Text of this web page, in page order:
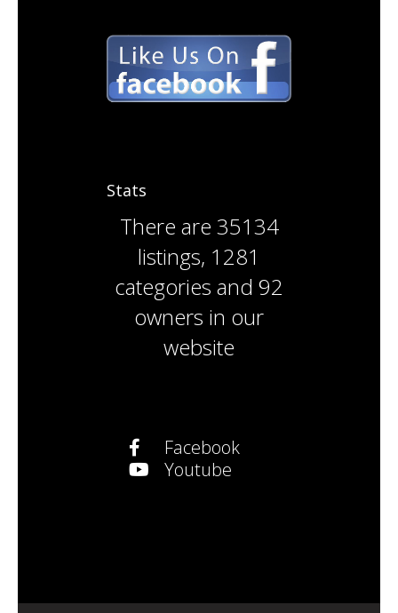
Stats
There are 35134
listings, 1281
categories and 92
owners in our
website
Facebook
Youtube